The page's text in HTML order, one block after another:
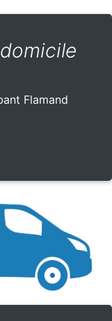
Flamand